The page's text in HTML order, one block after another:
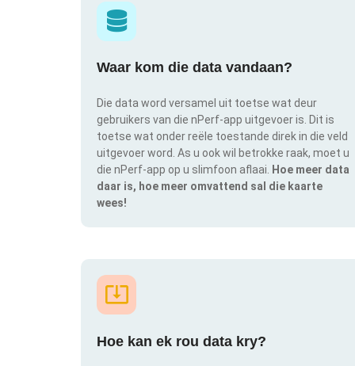
Waar kom die data vandaan?
Die data word versamel uit toetse wat deur
gebruikers van die nPerf-app uitgevoer is. Dit is
toetse wat onder reële toestande direk in die veld
uitgevoer word. As u ook wil betrokke raak, moet u
die nPerf-app op u slimfoon aflaai.
Hoe meer data
daar is, hoe meer omvattend sal die kaarte
wees!
Hoe kan ek rou data kry?